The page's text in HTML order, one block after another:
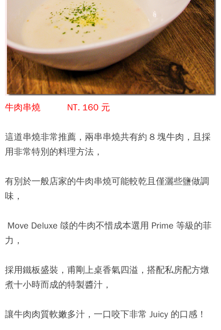
牛肉串燒 NT. 160 元
這道串燒非常推薦，兩串串燒共有約 8 塊牛肉，且採
用非常特別的料理方法，
有別於一般店家的牛肉串燒可能較乾且僅灑些鹽做調
味，
Move Deluxe 燄的牛肉不惜成本選用 Prime 等級的菲
力，
採用鐵板盛裝，甫剛上桌香氣四溢，搭配私房配方燉
煮十小時而成的特製醬汁，
讓牛肉肉質軟嫩多汁，一口咬下非常 Juicy 的口感！